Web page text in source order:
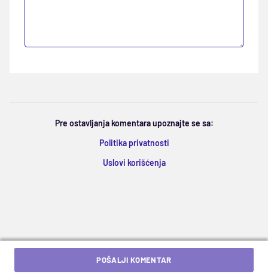
Pre ostavljanja komentara upoznajte se sa:
Politika privatnosti
Uslovi korišćenja
POŠALJI KOMENTAR